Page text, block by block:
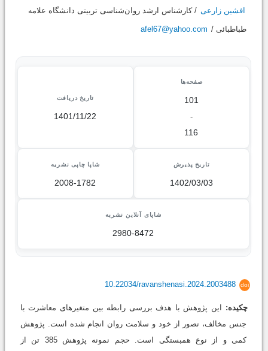
افشین زارعی / کارشناس ارشد روان‌شناسی تربیتی دانشگاه علامه
طباطبائی / afel67@yahoo.com
صفحه‌ها
101
-
116
تاریخ دریافت
1401/11/22
تاریخ پذیرش
1402/03/03
شاپا چاپی نشریه
2008-1782
شاپای آنلاین نشریه
2980-8472
doi
10.22034/ravanshenasi.2024.2003488
چکیده:
این پژوهش با هدف بررسی رابطه بین متغیرهای معاشرت با
جنس مخالف، تصور از خود و سلامت روان انجام شده است. پژوهش
کمی و از نوع همبستگی است. حجم نمونه پژوهش 385 تن از